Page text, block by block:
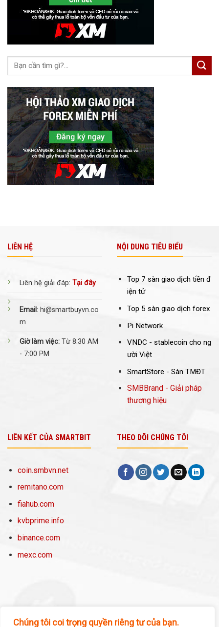
Chúng tôi coi trọng quyền riêng tư của bạn.
LIÊN HỆ
Liên hệ giải đáp: Tại đây
Email: hi@smartbuyvn.co
m
Giờ làm việc: Từ 8:30 AM
- 7:00 PM
NỘI DUNG TIÊU BIỂU
Top 7 sàn giao dịch tiền đ
iện tử
Top 5 sàn giao dịch forex
Pi Network
VNDC - stablecoin cho ng
ười Việt
SmartStore - Sàn TMĐT
SMBBrand - Giải pháp
thương hiệu
LIÊN KẾT CỦA SMARTBIT
coin.smbvn.net
remitano.com
fiahub.com
kvbprime.info
binance.com
mexc.com
THEO DÕI CHÚNG TÔI